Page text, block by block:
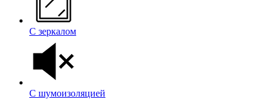
С зеркалом
С шумоизоляцией